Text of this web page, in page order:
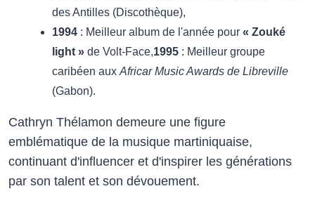
des Antilles (Discothèque),
1994 : Meilleur album de l'année pour « Zouké
light » de Volt-Face,1995 : Meilleur groupe
caribéen aux Africar Music Awards de Libreville
(Gabon).
Cathryn Thélamon demeure une figure
emblématique de la musique martiniquaise,
continuant d'influencer et d'inspirer les générations
par son talent et son dévouement.